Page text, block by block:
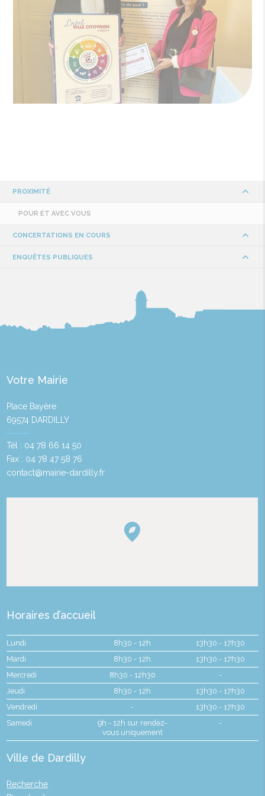
PROXIMITÉ
POUR ET AVEC VOUS
CONCERTATIONS EN COURS
ENQUÊTES PUBLIQUES
Votre Mairie
Place Bayère
69574 DARDILLY
Tél : 04 78 66 14 50
Fax : 04 78 47 58 76
contact@mairie-dardilly.fr
Horaires d’accueil
Lundi 8h30 - 12h
13h30 - 17h30
Mardi
8h30 - 12h
13h30 - 17h30
Mercredi
8h30 - 12h30
-
Jeudi
8h30 - 12h
13h30 - 17h30
Vendredi
-
13h30 - 17h30
Samedi
9h - 12h sur rendez-
vous uniquement
-
Ville de Dardilly
Recherche